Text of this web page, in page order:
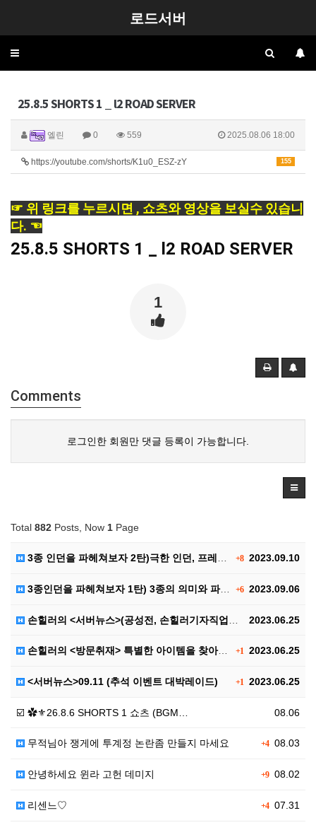
로드서버
Toggle
25.8.5 SHORTS 1 _ l2 ROAD SERVER
엘린 0 559 2025.08.06 18:00
155
https://youtube.com/shorts/K1u0_ESZ-zY
☞ 위 링크를 누르시면 , 쇼츠와 영상을 보실수 있습니
다. ☜
25.8.5 SHORTS 1 _ l2 ROAD SERVER
1
Comments
로그인한 회원만 댓글 등록이 가능합니다.
Total 882 Posts, Now 1 Page
+82023.09.10
3종 인던을 파헤쳐보자 2탄)극한 인던, 프레야 인던,…
+62023.09.06
3종인던을 파헤쳐보자 1탄) 3종의 의미와 파티구성, …
2023.06.25
손힐러의 <서버뉴스>(공성전, 손힐러기자직업공개(?))
+1 2023.06.25
손힐러의 <방문취재> 특별한 아이템을 찾아서..
+1 2023.06.25
<서버뉴스>09.11 (추석 이벤트 대박레이드)
08.06
☑️ ✿⚜26.8.6 SHORTS 1 쇼츠 (BGM…
+408.03
무적님아 쟁게에 투계정 논란좀 만들지 마세요
+908.02
안녕하세요 윈라 고헌 데미지
+407.31
리센느♡